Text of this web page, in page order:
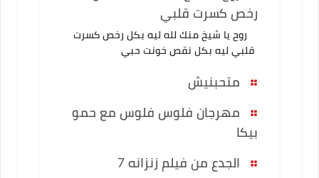
رخص كسرت قلبي
روح يا شيخ منك لله ليه بكل رخص كسرت
قلبي ليه بكل نقص خونت حبي
متحبنيش
مهرجان فلوس فلوس مع حمو
بيكا
الجدع من فيلم زنزانه 7